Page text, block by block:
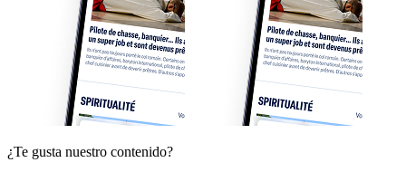
¿Te gusta nuestro contenido?